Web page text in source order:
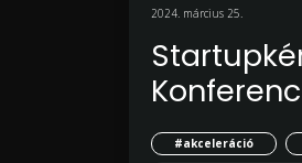
2024. március 25.
#akceleráció